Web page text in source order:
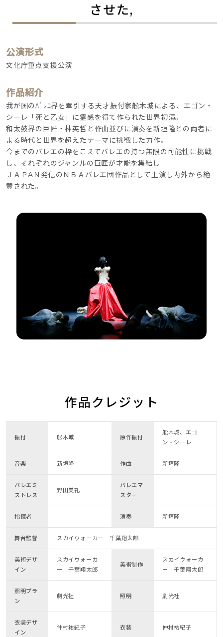
させた,
公演形式
文化庁重点支援公演
作品紹介
我が国のﾊﾞﾚｴ界を牽引する天才振付家舩木城による、エゴン・
シーレ「死と乙女」に霊感を得て作られた世界初演。
和太鼓界の巨匠・林英哲と作曲並びに演奏を新垣隆との両者に
よる時代と世界を超えたテーマに挑戦した力作。
今までのバレエの枠をこえてバレエの持つ無限の可能性に挑戦
し、それぞれのジャンルの巨匠が才能を集結し
ＪＡＰAＮ発信のＮＢＡバレエ団作品として上演し内外から絶
賛された。
作品クレジット
振付 舩木城 原作振付
舩木城、エゴ
ン・シーレ
音楽 新垣隆 作曲 新垣隆
バレエミ
ストレス
野田美礼
バレエマ
スター
指揮者 演奏 新垣隆
舞台監督 スカイウォーカー 千葉翔太郎
美術デザ
イン
スカイウォーカ
ー 千葉翔太郎
美術制作
スカイウォーカ
ー 千葉翔太郎
照明プラ
ン
劇光社 照明 劇光社
衣装デザ
イン
仲村祐紀子 衣装 仲村祐紀子